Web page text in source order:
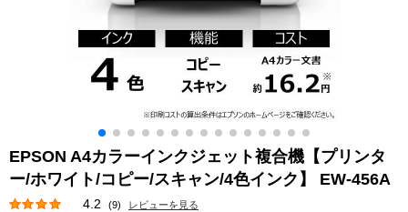
EPSON A4カラーインクジェット複合機【プリンタ
ー/ホワイト/コピー/スキャン/4色インク】 EW-456A
4.2 (9) レビューを見る